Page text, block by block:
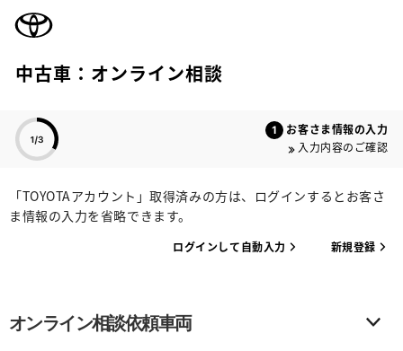
中古車：オンライン相談
お客さま情報の入力
入力内容のご確認
「TOYOTAアカウント」取得済みの方は、ログインするとお客さ
ま情報の入力を省略できます。
ログインして自動入力 新規登録
オンライン相談依頼車両